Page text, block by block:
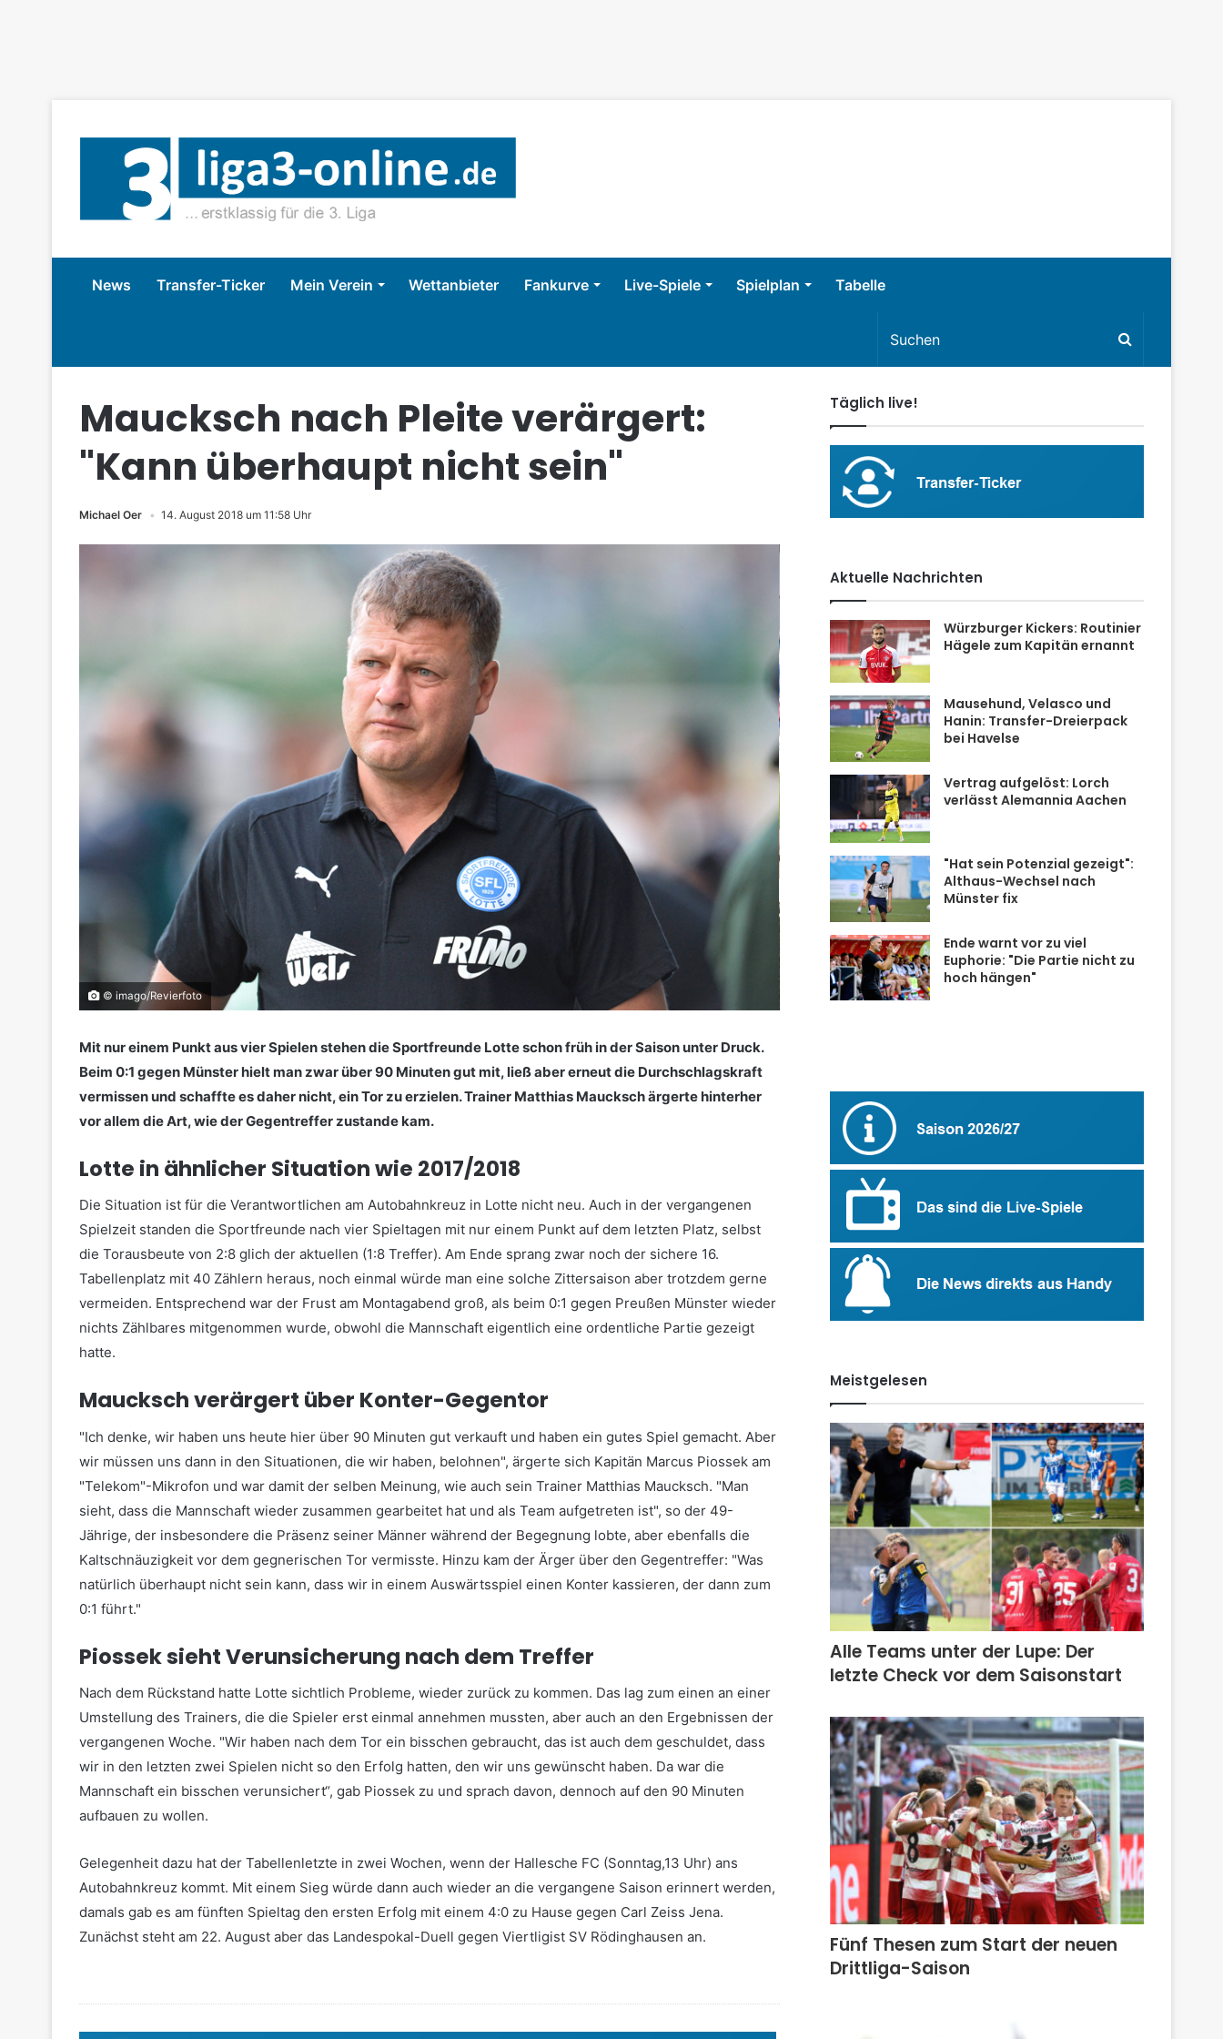
News Transfer-Ticker Mein Verein Wettanbieter Fankurve Live-Spiele Spielplan Tabelle
Maucksch nach Pleite verärgert:
"Kann überhaupt nicht sein"
Michael Oer 14. August 2018 um 11:58 Uhr
© imago/Revierfoto
Mit nur einem Punkt aus vier Spielen stehen die Sportfreunde Lotte schon früh in der Saison unter Druck.
Beim 0:1 gegen Münster hielt man zwar über 90 Minuten gut mit, ließ aber erneut die Durchschlagskraft
vermissen und schaffte es daher nicht, ein Tor zu erzielen. Trainer Matthias Maucksch ärgerte hinterher
vor allem die Art, wie der Gegentreffer zustande kam.
Lotte in ähnlicher Situation wie 2017/2018
Die Situation ist für die Verantwortlichen am Autobahnkreuz in Lotte nicht neu. Auch in der vergangenen
Spielzeit standen die Sportfreunde nach vier Spieltagen mit nur einem Punkt auf dem letzten Platz, selbst
die Torausbeute von 2:8 glich der aktuellen (1:8 Treffer). Am Ende sprang zwar noch der sichere 16.
Tabellenplatz mit 40 Zählern heraus, noch einmal würde man eine solche Zittersaison aber trotzdem gerne
vermeiden. Entsprechend war der Frust am Montagabend groß, als beim 0:1 gegen Preußen Münster wieder
nichts Zählbares mitgenommen wurde, obwohl die Mannschaft eigentlich eine ordentliche Partie gezeigt
hatte.
Maucksch verärgert über Konter-Gegentor
"Ich denke, wir haben uns heute hier über 90 Minuten gut verkauft und haben ein gutes Spiel gemacht. Aber
wir müssen uns dann in den Situationen, die wir haben, belohnen", ärgerte sich Kapitän Marcus Piossek am
"Telekom"-Mikrofon und war damit der selben Meinung, wie auch sein Trainer Matthias Maucksch. "Man
sieht, dass die Mannschaft wieder zusammen gearbeitet hat und als Team aufgetreten ist", so der 49-
Jährige, der insbesondere die Präsenz seiner Männer während der Begegnung lobte, aber ebenfalls die
Kaltschnäuzigkeit vor dem gegnerischen Tor vermisste. Hinzu kam der Ärger über den Gegentreffer: "Was
natürlich überhaupt nicht sein kann, dass wir in einem Auswärtsspiel einen Konter kassieren, der dann zum
0:1 führt."
Piossek sieht Verunsicherung nach dem Treffer
Nach dem Rückstand hatte Lotte sichtlich Probleme, wieder zurück zu kommen. Das lag zum einen an einer
Umstellung des Trainers, die die Spieler erst einmal annehmen mussten, aber auch an den Ergebnissen der
vergangenen Woche. "Wir haben nach dem Tor ein bisschen gebraucht, das ist auch dem geschuldet, dass
wir in den letzten zwei Spielen nicht so den Erfolg hatten, den wir uns gewünscht haben. Da war die
Mannschaft ein bisschen verunsichert“, gab Piossek zu und sprach davon, dennoch auf den 90 Minuten
aufbauen zu wollen.
Gelegenheit dazu hat der Tabellenletzte in zwei Wochen, wenn der Hallesche FC (Sonntag,13 Uhr) ans
Autobahnkreuz kommt. Mit einem Sieg würde dann auch wieder an die vergangene Saison erinnert werden,
damals gab es am fünften Spieltag den ersten Erfolg mit einem 4:0 zu Hause gegen Carl Zeiss Jena.
Zunächst steht am 22. August aber das Landespokal-Duell gegen Viertligist SV Rödinghausen an.
Täglich live!
Aktuelle Nachrichten
Würzburger Kickers: Routinier
Hägele zum Kapitän ernannt
Mausehund, Velasco und
Hanin: Transfer-Dreierpack
bei Havelse
Vertrag aufgelöst: Lorch
verlässt Alemannia Aachen
"Hat sein Potenzial gezeigt":
Althaus-Wechsel nach
Münster fix
Ende warnt vor zu viel
Euphorie: "Die Partie nicht zu
hoch hängen"
Meistgelesen
Alle Teams unter der Lupe: Der
letzte Check vor dem Saisonstart
Fünf Thesen zum Start der neuen
Drittliga-Saison